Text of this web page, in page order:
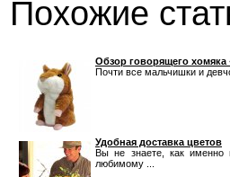
Похожие
Обзор говорящего хомяка
Почти все мальчишки и
Удобная доставка цветов
Вы не знаете, как именно
любимому ...